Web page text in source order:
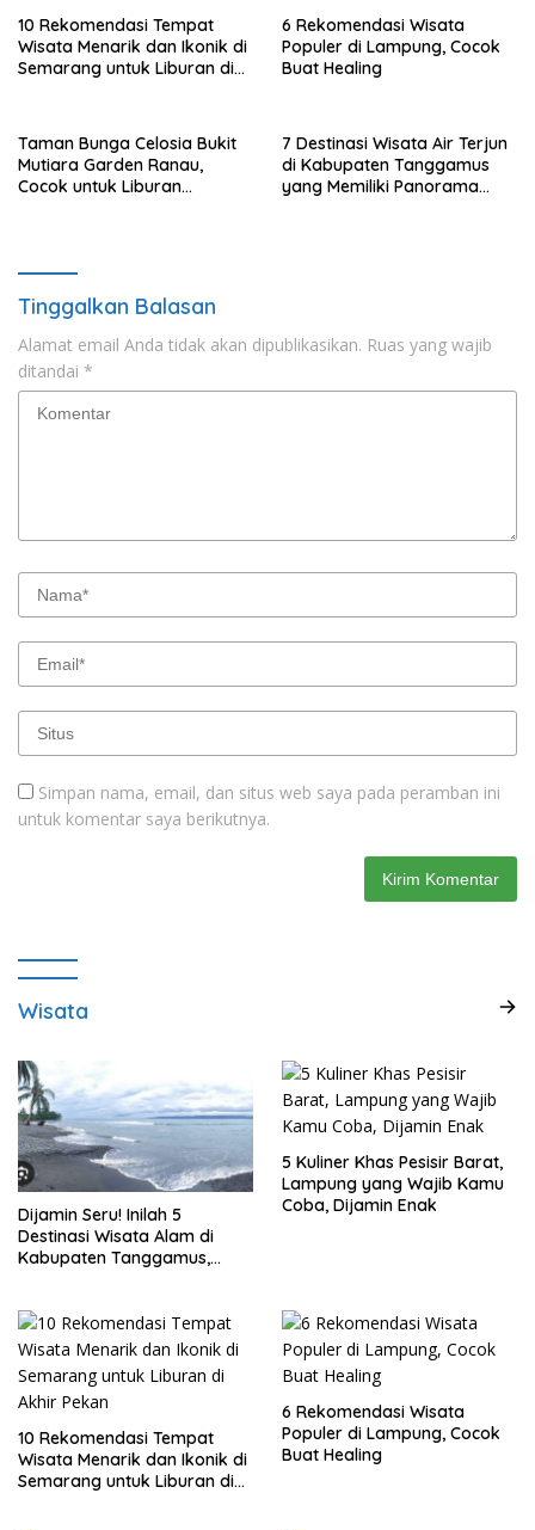
10 Rekomendasi Tempat
Wisata Menarik dan Ikonik di
Semarang untuk Liburan di
6 Rekomendasi Wisata
Populer di Lampung, Cocok
Buat Healing
Taman Bunga Celosia Bukit
Mutiara Garden Ranau,
Cocok untuk Liburan
7 Destinasi Wisata Air Terjun
di Kabupaten Tanggamus
yang Memiliki Panorama
Tinggalkan Balasan
Alamat email Anda tidak akan dipublikasikan. Ruas yang wajib
ditandai *
Simpan nama, email, dan situs web saya pada peramban ini
untuk komentar saya berikutnya.
Wisata
Dijamin Seru! Inilah 5
Destinasi Wisata Alam di
Kabupaten Tanggamus,
5 Kuliner Khas Pesisir Barat,
Lampung yang Wajib Kamu
Coba, Dijamin Enak
10 Rekomendasi Tempat
Wisata Menarik dan Ikonik di
Semarang untuk Liburan di
6 Rekomendasi Wisata
Populer di Lampung, Cocok
Buat Healing